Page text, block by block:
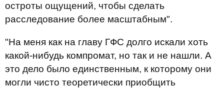
остроты ощущений, чтобы сделать
расследование более масштабным".
"На меня как на главу ГФС долго искали хоть
какой-нибудь компромат, но так и не нашли. А
это дело было единственным, к которому они
могли чисто теоретически приобщить